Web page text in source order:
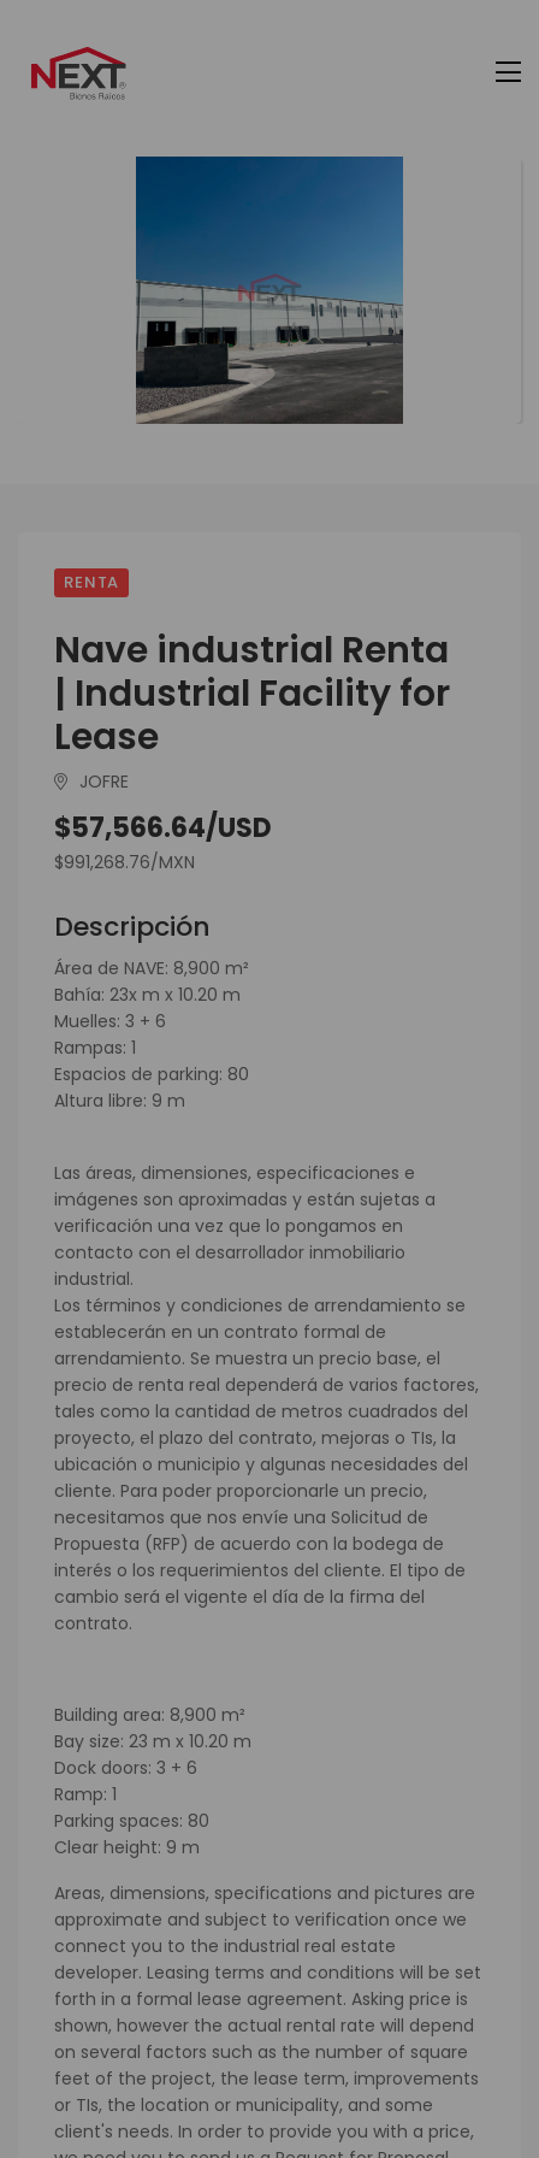
RENTA
Nave industrial Renta
| Industrial Facility for
Lease
JOFRE
$57,566.64/USD
$991,268.76/MXN
Descripción
Área de NAVE: 8,900 m²
Bahía: 23x m x 10.20 m
Muelles: 3 + 6
Rampas: 1
Espacios de parking: 80
Altura libre: 9 m
Las áreas, dimensiones, especificaciones e
imágenes son aproximadas y están sujetas a
verificación una vez que lo pongamos en
contacto con el desarrollador inmobiliario
industrial.
Los términos y condiciones de arrendamiento se
establecerán en un contrato formal de
arrendamiento. Se muestra un precio base, el
precio de renta real dependerá de varios factores,
tales como la cantidad de metros cuadrados del
proyecto, el plazo del contrato, mejoras o TIs, la
ubicación o municipio y algunas necesidades del
cliente. Para poder proporcionarle un precio,
necesitamos que nos envíe una Solicitud de
Propuesta (RFP) de acuerdo con la bodega de
interés o los requerimientos del cliente. El tipo de
cambio será el vigente el día de la firma del
contrato.
Building area: 8,900 m²
Bay size: 23 m x 10.20 m
Dock doors: 3 + 6
Ramp: 1
Parking spaces: 80
Clear height: 9 m
Areas, dimensions, specifications and pictures are
approximate and subject to verification once we
connect you to the industrial real estate
developer. Leasing terms and conditions will be set
forth in a formal lease agreement. Asking price is
shown, however the actual rental rate will depend
on several factors such as the number of square
feet of the project, the lease term, improvements
or TIs, the location or municipality, and some
client's needs. In order to provide you with a price,